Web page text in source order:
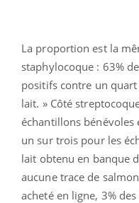
La proportion est la
staphylocoque : 63%
positifs contre un
lait. » Côté
échantillons
un sur trois pour les
lait obtenu en banque
aucune trace de
acheté en ligne, 3%